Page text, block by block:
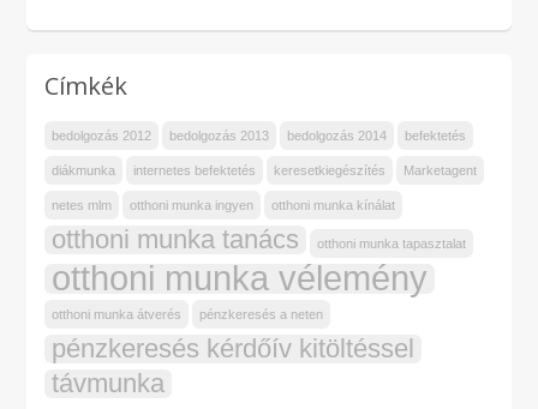
Címkék
bedolgozás 2012 bedolgozás 2013 bedolgozás 2014 befektetés
diákmunka internetes befektetés keresetkiegészítés Marketagent
netes mlm otthoni munka ingyen otthoni munka kínálat
otthoni munka tanács otthoni munka tapasztalat
otthoni munka vélemény
otthoni munka átverés pénzkeresés a neten
pénzkeresés kérdőív kitöltéssel
távmunka